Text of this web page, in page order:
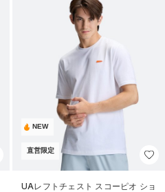
NEW
直営限定
UAレフトチェスト スコーピオ ショ